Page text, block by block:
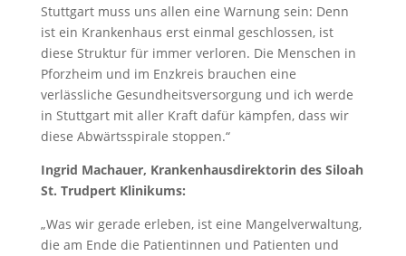
Stuttgart muss uns allen eine Warnung sein: Denn
ist ein Krankenhaus erst einmal geschlossen, ist
diese Struktur für immer verloren. Die Menschen in
Pforzheim und im Enzkreis brauchen eine
verlässliche Gesundheitsversorgung und ich werde
in Stuttgart mit aller Kraft dafür kämpfen, dass wir
diese Abwärtsspirale stoppen.“
Ingrid Machauer, Krankenhausdirektorin des Siloah
St. Trudpert Klinikums:
„Was wir gerade erleben, ist eine Mangelverwaltung,
die am Ende die Patientinnen und Patienten und